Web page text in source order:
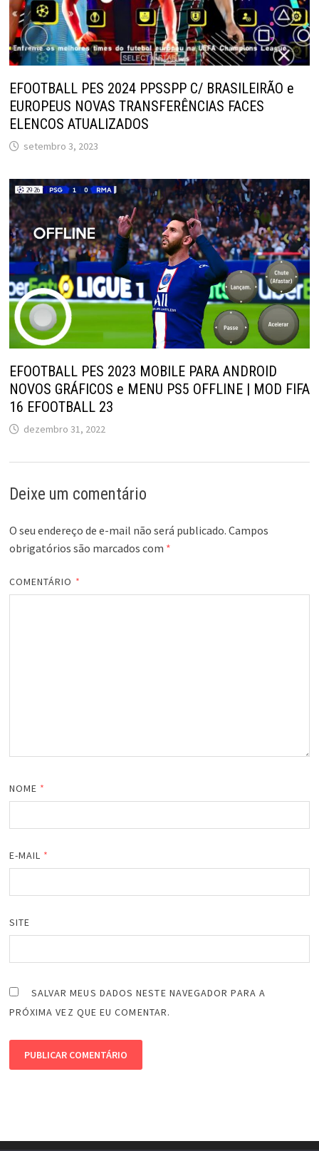
EFOOTBALL PES 2024 PPSSPP C/ BRASILEIRÃO e
EUROPEUS NOVAS TRANSFERÊNCIAS FACES
ELENCOS ATUALIZADOS
setembro 3, 2023
EFOOTBALL PES 2023 MOBILE PARA ANDROID
NOVOS GRÁFICOS e MENU PS5 OFFLINE | MOD FIFA
16 EFOOTBALL 23
dezembro 31, 2022
Deixe um comentário
O seu endereço de e-mail não será publicado. Campos
obrigatórios são marcados com *
COMENTÁRIO *
NOME *
E-MAIL *
SITE
SALVAR MEUS DADOS NESTE NAVEGADOR PARA A
PRÓXIMA VEZ QUE EU COMENTAR.